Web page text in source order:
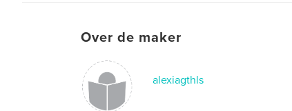
Over de maker
alexiagthls